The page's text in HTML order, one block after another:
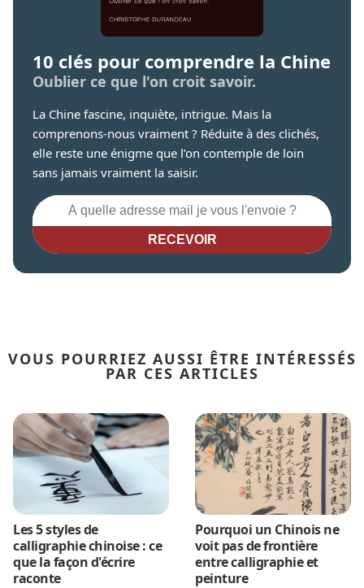
10 clés pour comprendre la Chine
Oublier ce que l'on croit savoir.
La Chine fascine, inquiète, intrigue. Mais la
comprenons-nous vraiment ? Réduite à des clichés,
elle reste une énigme que l’on contemple de loin
sans jamais vraiment la saisir.
RECEVOIR
VOUS POURRIEZ AUSSI ÊTRE INTÉRESSÉS
PAR CES ARTICLES
Les 5 styles de
calligraphie chinoise : ce
que la façon d'écrire
raconte
Pourquoi un Chinois ne
voit pas de frontière
entre calligraphie et
peinture